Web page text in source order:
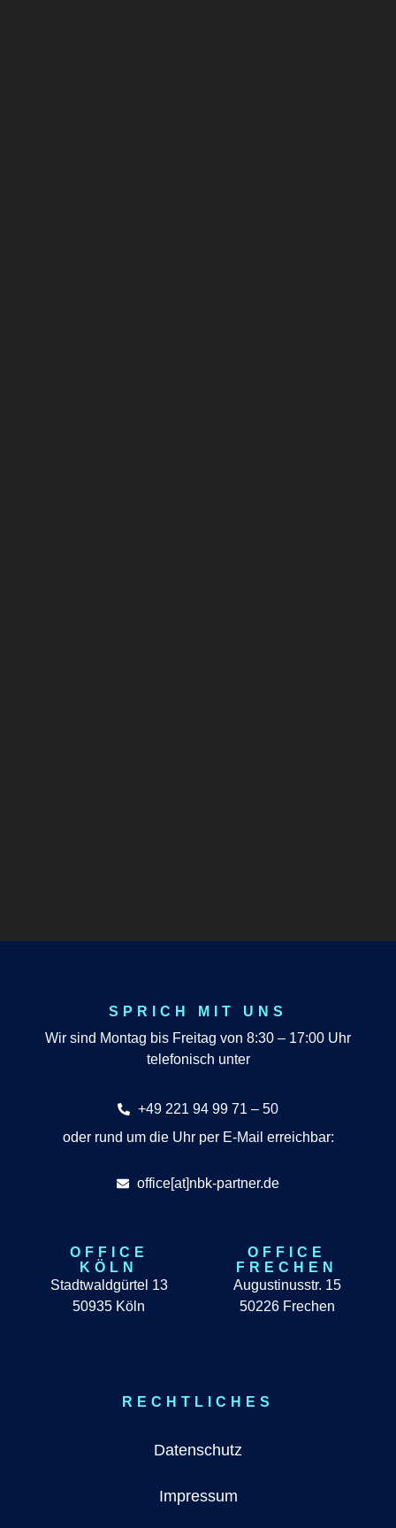
SPRICH MIT UNS
Wir sind Montag bis Freitag von 8:30 – 17:00 Uhr
telefonisch unter
+49 221 94 99 71 – 50
oder rund um die Uhr per E-Mail erreichbar:
office[at]nbk-partner.de
OFFICE
KÖLN
OFFICE
FRECHEN
Stadtwaldgürtel 13
50935 Köln
Augustinusstr. 15
50226 Frechen
RECHTLICHES
Datenschutz
Impressum